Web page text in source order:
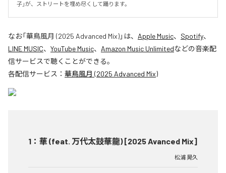
子」が、ストリートを埋め尽くして踊ります。
なお「華鳥風月 (2025 Advanced Mix)」は、 Apple Music、 Spotify、
LINE MUSIC、 YouTube Music、 Amazon Music Unlimitedなどの音楽配
信サービスで聴くことができる。
各配信サービス： 華鳥風月 (2025 Advanced Mix)
1 ： 華 (feat. 万代太鼓華龍) [2025 Avanced Mix]
松浦 晃久